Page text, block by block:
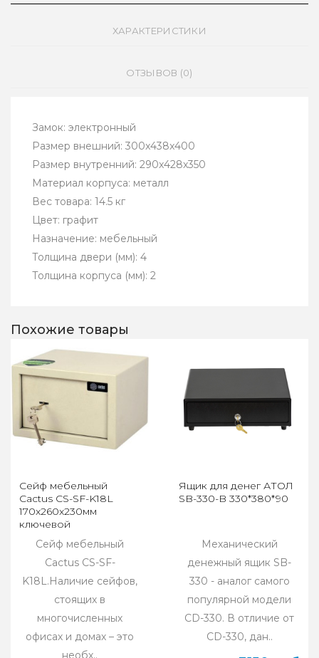
ХАРАКТЕРИСТИКИ
ОТЗЫВОВ (0)
Замок: электронный
Размер внешний: 300x438x400
Размер внутренний: 290x428x350
Материал корпуса: металл
Вес товара: 14.5 кг
Цвет: графит
Назначение: мебельный
Толщина двери (мм): 4
Толщина корпуса (мм): 2
Похожие товары
Сейф мебельный
Cactus CS-SF-K18L
170x260x230мм
ключевой
Сейф мебельный
Cactus CS-SF-
K18L.Наличие сейфов,
стоящих в
многочисленных
офисах и домах – это
необх..
Ящик для денег АТОЛ
SB-330-B 330*380*90
Механический
денежный ящик SB-
330 - аналог самого
популярной модели
CD-330. В отличие от
CD-330, дан..